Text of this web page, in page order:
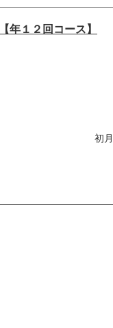
年１２回コース】
初月